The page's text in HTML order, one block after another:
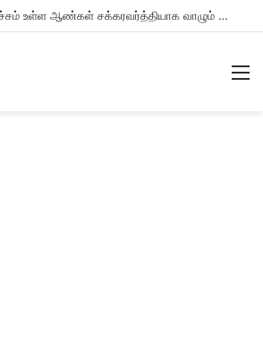
இந்த இடங்களில் மச்சம் உள்ள ஆண்கள் சக்கரவர்த்தியாக வாழும் அதிர்ஷ்டம் உள்ளவர்களாம் – உங்களுக்கு இருக்கா?